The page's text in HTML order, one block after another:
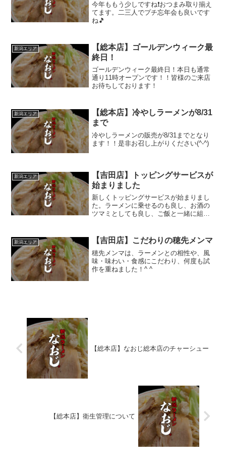
今年ももう少しですね❗おつまみ取り揃え
てます。二三人でプチ忘年会も良いです
ね🎵
新潟エリア
【総本店】ゴールデンウィーク最
終日！
ゴールデンウィーク最終日！本日も通常
通り11時オープンです！！皆様のご来店
お待ちしております！
新潟エリア
【総本店】冷やしラーメンが8/31
まで
冷やしラーメンの販売が8/31までとなり
ます！！是非お召し上がりください(^-^)
新潟エリア
【吉田店】トッピングサービスが
始まりました
新しくトッピングサービスが始まりまし
た。ラーメンに乗せるのも良し、お酒の
ツマミとしても良し、ご飯と一緒に組み
新潟エリア 【吉田店】こだわりの穂先メンマ
穂先メンマは、ラーメンとの相性や、風
味・味わい・食感にこだわり、何度も試
作を重ねました！^ ^
【総本店】なおじ総本店のチャーシュー
【総本店】衛生管理について